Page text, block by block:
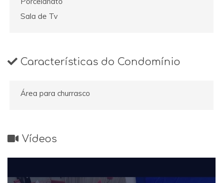
Sala de Tv
Características do Condomínio
Área para churrasco
Vídeos